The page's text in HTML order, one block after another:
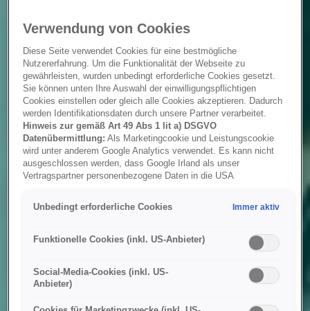
Verwendung von Cookies
Diese Seite verwendet Cookies für eine bestmögliche
Nutzererfahrung. Um die Funktionalität der Webseite zu
gewährleisten, wurden unbedingt erforderliche Cookies gesetzt.
Sie können unten Ihre Auswahl der einwilligungspflichtigen
Cookies einstellen oder gleich alle Cookies akzeptieren. Dadurch
werden Identifikationsdaten durch unsere Partner verarbeitet.
Hinweis zur gemäß Art 49 Abs 1 lit a) DSGVO
Datenübermittlung: Als Marketingcookie und Leistungscookie
wird unter anderem Google Analytics verwendet. Es kann nicht
ausgeschlossen werden, dass Google Irland als unser
Vertragspartner personenbezogene Daten in die USA
besteht kein der Europäischen Union der Sache nach
gleichwertiges Datenschutzniveau und es fehlt an einem
Hieraus können sich für Sie Risiken ergeben, weil Sie Ihre Rechte
als Betroffener in den USA nicht wirksam durchsetzen können, in
ausgeschlossen werden kann, dass aufgrund aktueller Gesetze
US-Sicherheitsbehörden einen Zugriff auf Daten erlangen können,
Unbedingt erforderliche Cookies Immer aktiv
Funktionelle Cookies (inkl. US-Anbieter)
Social-Media-Cookies (inkl. US-
Anbieter)